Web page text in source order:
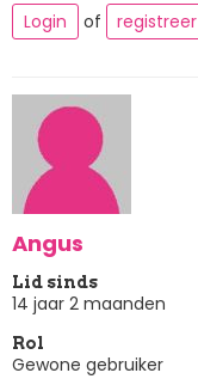
Login of registreer
Angus
Lid sinds
14 jaar 2 maanden
Rol
Gewone gebruiker